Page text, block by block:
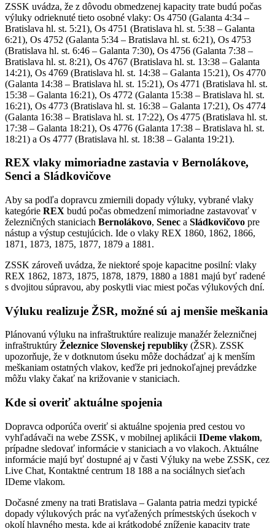
ZSSK uvádza, že z dôvodu obmedzenej kapacity trate budú počas
výluky odrieknuté tieto osobné vlaky: Os 4750 (Galanta 4:34 –
Bratislava hl. st. 5:21), Os 4751 (Bratislava hl. st. 5:38 – Galanta
6:21), Os 4752 (Galanta 5:34 – Bratislava hl. st. 6:21), Os 4753
(Bratislava hl. st. 6:46 – Galanta 7:30), Os 4756 (Galanta 7:38 –
Bratislava hl. st. 8:21), Os 4767 (Bratislava hl. st. 13:38 – Galanta
14:21), Os 4769 (Bratislava hl. st. 14:38 – Galanta 15:21), Os 4770
(Galanta 14:38 – Bratislava hl. st. 15:21), Os 4771 (Bratislava hl. st.
15:38 – Galanta 16:21), Os 4772 (Galanta 15:38 – Bratislava hl. st.
16:21), Os 4773 (Bratislava hl. st. 16:38 – Galanta 17:21), Os 4774
(Galanta 16:38 – Bratislava hl. st. 17:22), Os 4775 (Bratislava hl. st.
17:38 – Galanta 18:21), Os 4776 (Galanta 17:38 – Bratislava hl. st.
18:21) a Os 4777 (Bratislava hl. st. 18:38 – Galanta 19:21).
REX vlaky mimoriadne zastavia v Bernolákove,
Senci a Sládkovičove
Aby sa podľa dopravcu zmiernili dopady výluky, vybrané vlaky
kategórie REX budú počas obmedzení mimoriadne zastavovať v
železničných staniciach Bernolákovo, Senec a Sládkovičovo pre
nástup a výstup cestujúcich. Ide o vlaky REX 1860, 1862, 1866,
1871, 1873, 1875, 1877, 1879 a 1881.
ZSSK zároveň uvádza, že niektoré spoje kapacitne posilní: vlaky
REX 1862, 1873, 1875, 1878, 1879, 1880 a 1881 majú byť radené
s dvojitou súpravou, aby poskytli viac miest počas výlukových dní.
Výluku realizuje ŽSR, možné sú aj menšie meškania
Plánovanú výluku na infraštruktúre realizuje manažér železničnej
infraštruktúry Železnice Slovenskej republiky (ŽSR). ZSSK
upozorňuje, že v dotknutom úseku môže dochádzať aj k menším
meškaniam ostatných vlakov, keďže pri jednokoľajnej prevádzke
môžu vlaky čakať na križovanie v staniciach.
Kde si overiť aktuálne spojenia
Dopravca odporúča overiť si aktuálne spojenia pred cestou vo
vyhľadávači na webe ZSSK, v mobilnej aplikácii IDeme vlakom,
prípadne sledovať informácie v staniciach a vo vlakoch. Aktuálne
informácie majú byť dostupné aj v časti Výluky na webe ZSSK, cez
Live Chat, Kontaktné centrum 18 188 a na sociálnych sieťach
IDeme vlakom.
Dočasné zmeny na trati Bratislava – Galanta patria medzi typické
dopady výlukových prác na vyťažených prímestských úsekoch v
okolí hlavného mesta, kde aj krátkodobé zníženie kapacity trate